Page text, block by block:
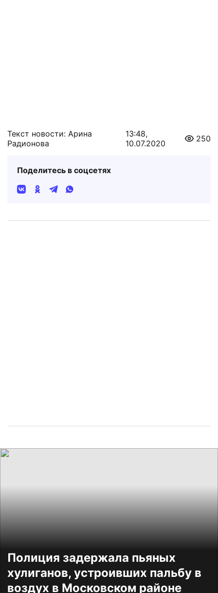
Текст новости: Арина
Радионова
13:48,
10.07.2020
250
Поделитесь в соцсетях
Полиция задержала пьяных
хулиганов, устроивших пальбу в
воздух в Московском районе